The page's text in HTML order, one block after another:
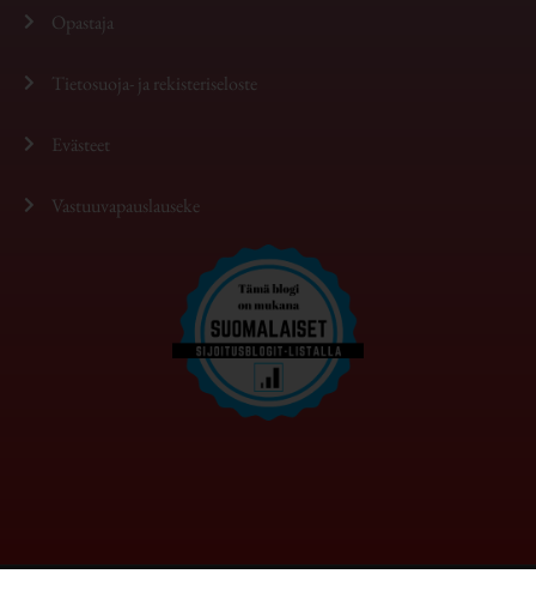
Opastaja
Tietosuoja- ja rekisteriseloste
Evästeet
Vastuuvapauslauseke